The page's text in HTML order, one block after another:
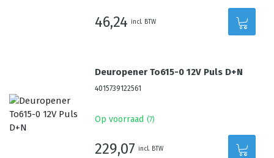
46,24 incl. BTW
Deuropener To615-0 12V Puls D+N
4015739122561
Op voorraad (7)
229,07 incl. BTW